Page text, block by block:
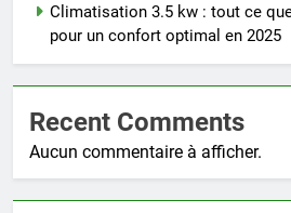
Climatisation 3.5 kw : tout ce
pour un confort optimal en 2025
Recent Comments
Aucun commentaire à afficher.